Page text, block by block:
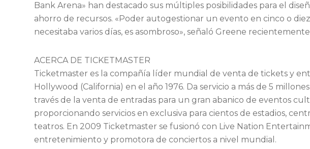
Bank Arena» han destacado sus múltiples posibilidades para el
ahorro de recursos. «Poder autogestionar un evento en cinco o
necesitaba varios días, es asombroso», señaló Greene
ACERCA DE TICKETMASTER
Ticketmaster es la compañía líder mundial de venta de tickets y
Hollywood (California) en el año 1976. Da servicio a más de 5
través de la venta de entradas para un gran abanico de eventos
proporcionando servicios en exclusiva para cientos de estadios,
teatros. En 2009 Ticketmaster se fusionó con Live Nation
entretenimiento y promotora de conciertos a nivel mundial.